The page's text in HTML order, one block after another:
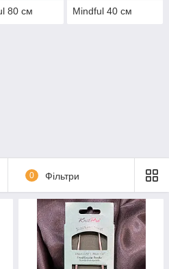
80 cм Mindful 40 см
0 Фільтри